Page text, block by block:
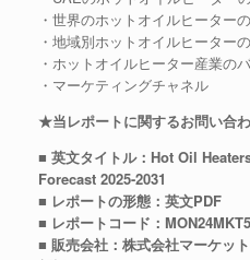
・世界のホットオイルヒーター
・地域別ホットオイルヒーター
・ホットオイルヒーター産業の
・マーケティングチャネル
★当レポートに関するお問い合
■ 英文タイトル：Hot Oil
Forecast 2025-2031
■ レポートの形態：英文PDF
■ レポートコード：
■ 販売会社：株式会社マーケッ